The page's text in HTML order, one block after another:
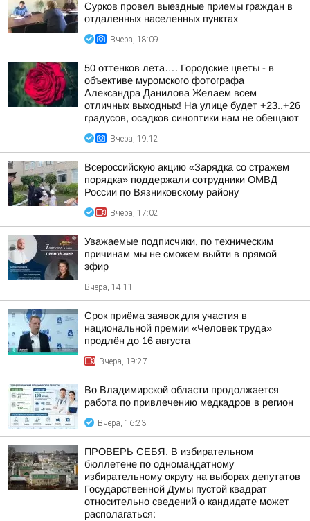
Сурков провел выездные приемы граждан в
отдаленных населенных пунктах
Вчера, 18:09
50 оттенков лета…. Городские цветы - в
объективе муромского фотографа
Александра Данилова Желаем всем
отличных выходных! На улице будет +23..+26
градусов, осадков синоптики нам не обещают
Вчера, 19:12
Всероссийскую акцию «Зарядка со стражем
порядка» поддержали сотрудники ОМВД
России по Вязниковскому району
Вчера, 17:02
Уважаемые подписчики, по техническим
причинам мы не сможем выйти в прямой
эфир
Вчера, 14:11
Срок приёма заявок для участия в
национальной премии «Человек труда»
продлён до 16 августа
Вчера, 19:27
Во Владимирской области продолжается
работа по привлечению медкадров в регион
Вчера, 16:23
ПРОВЕРЬ СЕБЯ. В избирательном
бюллетене по одномандатному
избирательному округу на выборах депутатов
Государственной Думы пустой квадрат
относительно сведений о кандидате может
располагаться: